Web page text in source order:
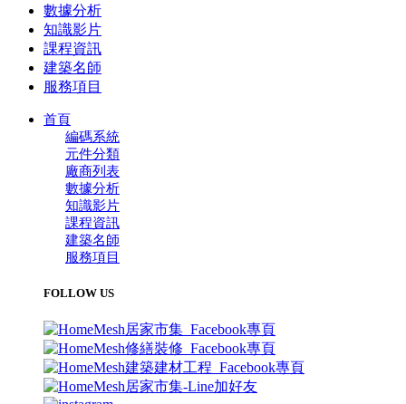
數據分析
知識影片
課程資訊
建築名師
服務項目
首頁
編碼系統
元件分類
廠商列表
數據分析
知識影片
課程資訊
建築名師
服務項目
FOLLOW US